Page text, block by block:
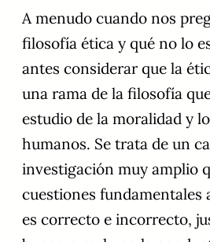
A menudo cuando nos
filosofía ética y qué no lo
antes considerar que la
una rama de la filosofía
estudio de la moralidad y
humanos. Se trata de un
investigación muy amplio
cuestiones fundamentales
es correcto e incorrecto,